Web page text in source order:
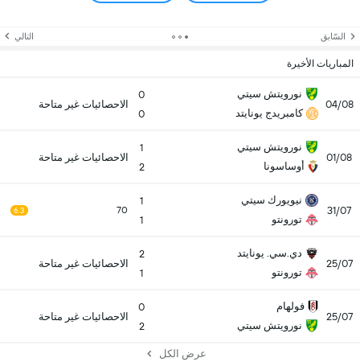
السّابق التالي
المباريات الأخيرة
04/08
نورويتش سيتي
كامبريدج يونايتد
0
0
الاحصائيات غير متاحة
01/08
نورويتش سيتي
أوساسونا
1
2
الاحصائيات غير متاحة
31/07
نيويورك سيتي
تورونتو
1
1
70
6.3
25/07
دي.سي. يونايتد
تورونتو
2
1
الاحصائيات غير متاحة
25/07
فولهام
نورويتش سيتي
0
2
الاحصائيات غير متاحة
عرض الكل